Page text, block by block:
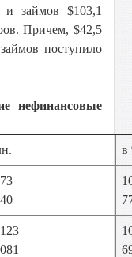
и займов $103,1
Причем, $42,5
поступило
нефинансовые
в